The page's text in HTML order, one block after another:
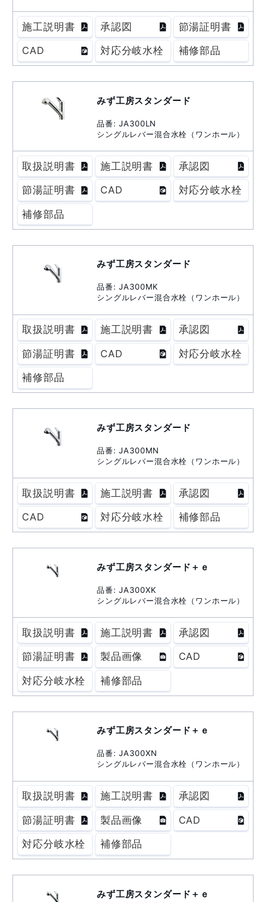
施工説明書 承認図 節湯証明書
CAD 対応分岐水栓 補修部品
みず工房スタンダード
品番: JA300LN
シングルレバー混合水栓（ワンホール）
取扱説明書 施工説明書 承認図
節湯証明書 CAD 対応分岐水栓
補修部品
みず工房スタンダード
品番: JA300MK
シングルレバー混合水栓（ワンホール）
取扱説明書 施工説明書 承認図
節湯証明書 CAD 対応分岐水栓
補修部品
みず工房スタンダード
品番: JA300MN
シングルレバー混合水栓（ワンホール）
取扱説明書 施工説明書 承認図
CAD 対応分岐水栓 補修部品
みず工房スタンダード＋ｅ
品番: JA300XK
シングルレバー混合水栓（ワンホール）
取扱説明書 施工説明書 承認図
節湯証明書 製品画像 CAD
対応分岐水栓 補修部品
みず工房スタンダード＋ｅ
品番: JA300XN
シングルレバー混合水栓（ワンホール）
取扱説明書 施工説明書 承認図
節湯証明書 製品画像 CAD
対応分岐水栓 補修部品
みず工房スタンダード＋ｅ